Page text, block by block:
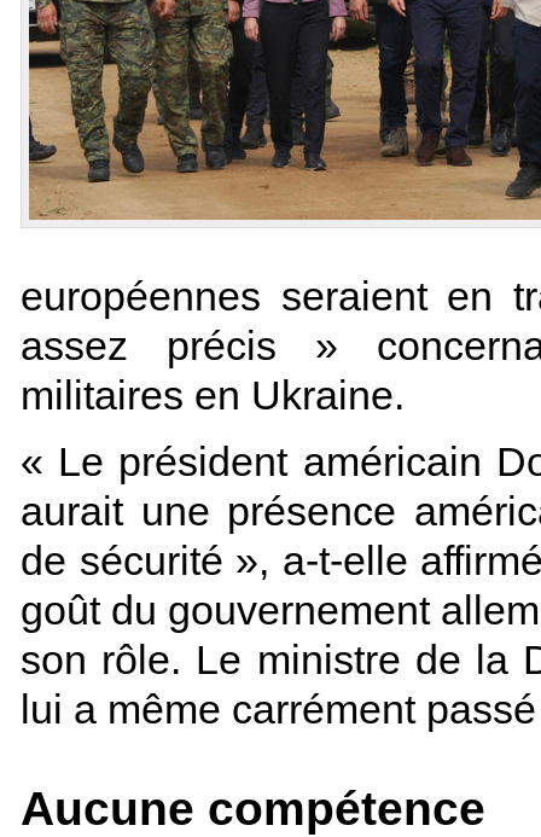
européennes seraient en
assez précis »
militaires en Ukraine.
« Le président américain
aurait une présence
de sécurité », a-t-elle
goût du gouvernement
son rôle. Le ministre de la
lui a même carrément
Aucune compétence